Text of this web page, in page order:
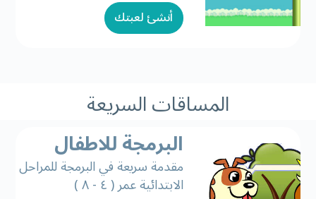
أنشئ لعبتك
المساقات السريعة
البرمجة للاطفال
مقدمة سريعة في البرمجة للمراحل
الابتدائية عمر ( ٤ - ٨ )